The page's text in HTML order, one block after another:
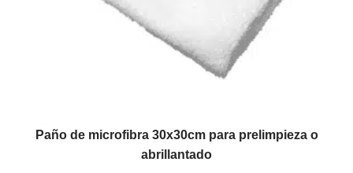
Paño de microfibra 30x30cm para prelimpieza o
abrillantado